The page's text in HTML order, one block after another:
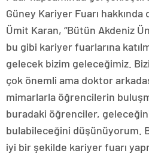
Güney Kariyer Fuarı hakkında
Ümit Karan, “Bütün Akdeniz
bu gibi kariyer fuarlarına
gelecek bizim geleceğimiz.
çok önemli ama doktor
mimarlarla öğrencilerin
buradaki öğrenciler,
bulabileceğini düşünüyorum.
iyi bir şekilde kariyer fuarı